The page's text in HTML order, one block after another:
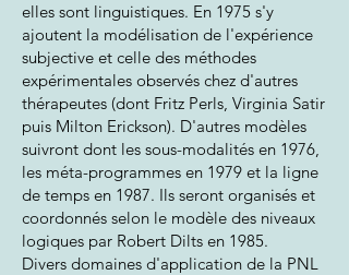
elles sont linguistiques. En 1975 s'y
ajoutent la modélisation de l'expérience
subjective et celle des méthodes
expérimentales observés chez d'autres
thérapeutes (dont Fritz Perls, Virginia Satir
puis Milton Erickson). D'autres modèles
suivront dont les sous-modalités en 1976,
les méta-programmes en 1979 et la ligne
de temps en 1987. Ils seront organisés et
coordonnés selon le modèle des niveaux
logiques par Robert Dilts en 1985.
Divers domaines d'application de la PNL